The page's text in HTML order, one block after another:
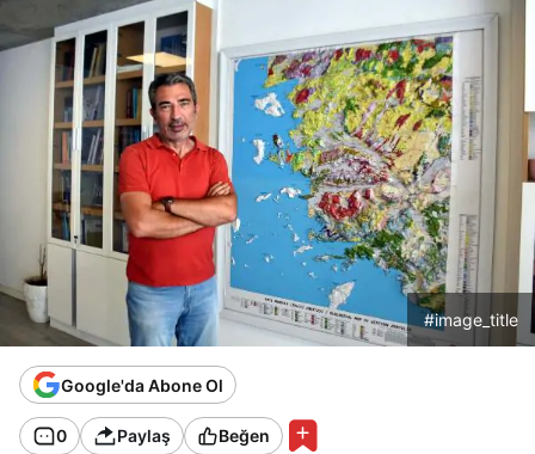
#image_title
Google'da Abone Ol
0 Paylaş Beğen